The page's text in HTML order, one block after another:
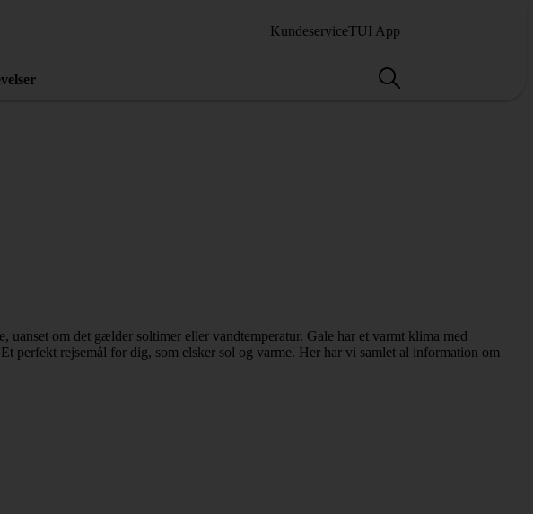
KundeserviceTUI App
om det gælder soltimer eller vandtemperatur. Gale har et varmt klima med
perfekt rejsemål for dig, som elsker sol og varme. Her har vi samlet al information om